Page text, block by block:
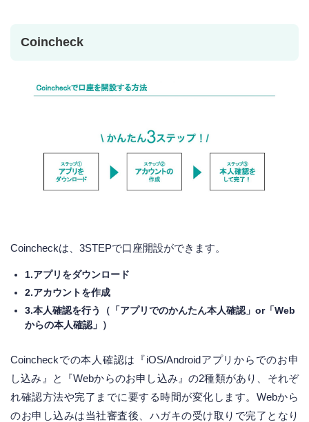
Coincheck
Coincheckは、3STEPで口座開設ができます。
1.アプリをダウンロード
2.アカウントを作成
3.本人確認を行う（「アプリでのかんたん本人確認」or「Web
からの本人確認」）
Coincheckでの本人確認は『iOS/Androidアプリからでのお申
し込み』と『Webからのお申し込み』の2種類があり、それぞ
れ確認方法や完了までに要する時間が変化します。Webから
のお申し込みは当社審査後、ハガキの受け取りで完了となり